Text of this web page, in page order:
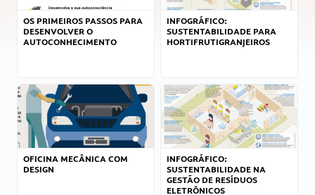
OS PRIMEIROS PASSOS PARA
DESENVOLVER O
AUTOCONHECIMENTO
INFOGRÁFICO:
SUSTENTABILIDADE PARA
HORTIFRUTIGRANJEIROS
OFICINA MECÂNICA COM
DESIGN
INFOGRÁFICO:
SUSTENTABILIDADE NA
GESTÃO DE RESÍDUOS
ELETRÔNICOS